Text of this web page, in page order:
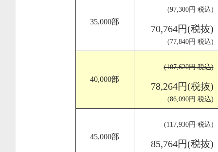
35,000部
(97,300円 税込)
70,764円(税抜)
(77,840円 税込)
40,000部
(107,620円 税込)
78,264円(税抜)
(86,090円 税込)
45,000部
(117,930円 税込)
85,764円(税抜)